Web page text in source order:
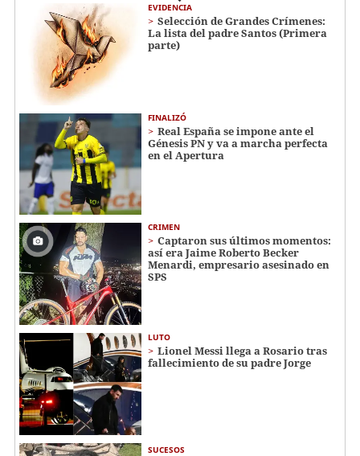
EVIDENCIA
Selección de Grandes Crímenes:
La lista del padre Santos (Primera
parte)
FINALIZÓ
Real España se impone ante el
Génesis PN y va a marcha perfecta
en el Apertura
CRIMEN
Captaron sus últimos momentos:
así era Jaime Roberto Becker
Menardi​​​, empresario asesinado en
SPS
LUTO
Lionel Messi llega a Rosario tras
fallecimiento de su padre Jorge
SUCESOS